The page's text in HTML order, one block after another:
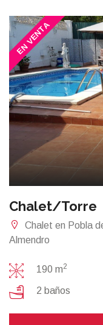
EN VENTA
Chalet/Torre
Chalet en Pobla
Almendro
190 m2
2 baños